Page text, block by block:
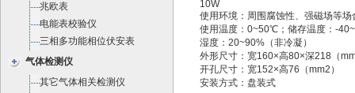
兆欧表
电能表校验仪
三相多功能相位伏安表
气体检测仪
其它气体相关检测仪
10W
使用环境：周围腐蚀性、强磁场等场
使用温度：0~50℃；储存温度：-
湿度：20~90%（非冷凝）
外形尺寸：宽160×高80×深218（
开孔尺寸：宽152×高76（mm2）
安装方式：盘装式